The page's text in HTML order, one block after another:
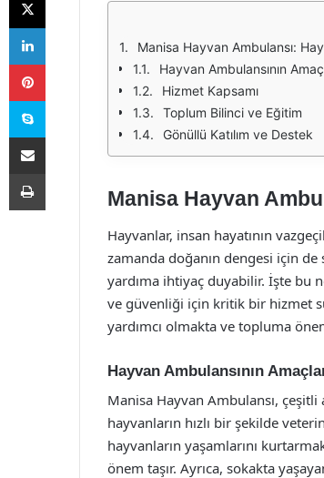
Manisa Hayvan Ambulansı:
Hayvan Ambulansının
Hizmet Kapsamı
Toplum Bilinci ve Eğitim
Gönüllü Katılım ve Destek
Manisa Hayvan
Hayvanlar, insan hayatının
zamanda doğanın dengesi için
yardıma ihtiyaç duyabilir. İşte bu
ve güvenliği için kritik bir hizmet
yardımcı olmakta ve topluma
Hayvan Ambulansının
Manisa Hayvan Ambulansı,
hayvanların hızlı bir şekilde
hayvanların yaşamlarını
önem taşır. Ayrıca, sokakta
LinkedIn
Pinterest
Skype
E-Posta ile paylaş